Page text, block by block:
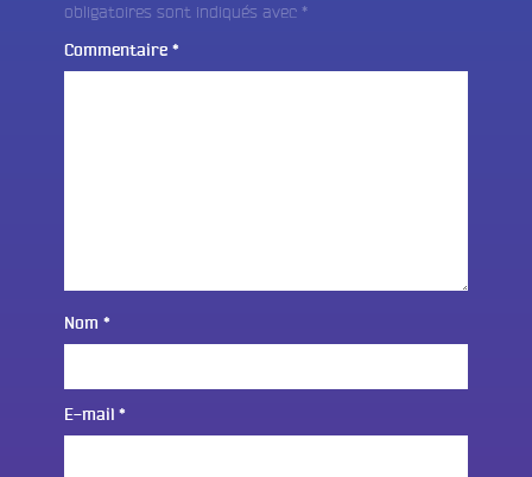
obligatoires sont indiqués avec *
Commentaire *
Nom *
E-mail *